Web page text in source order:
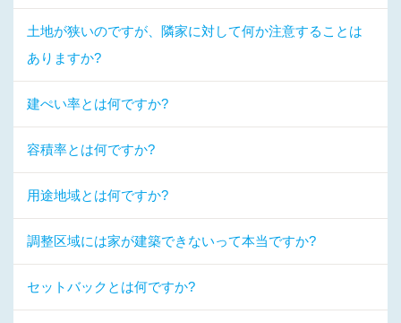
土地が狭いのですが、隣家に対して何か注意することは
ありますか?
建ぺい率とは何ですか?
容積率とは何ですか?
用途地域とは何ですか?
調整区域には家が建築できないって本当ですか?
セットバックとは何ですか?